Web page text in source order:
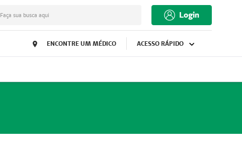
Faça sua busca aqui Login
ENCONTRE UM MÉDICO ACESSO RÁPIDO